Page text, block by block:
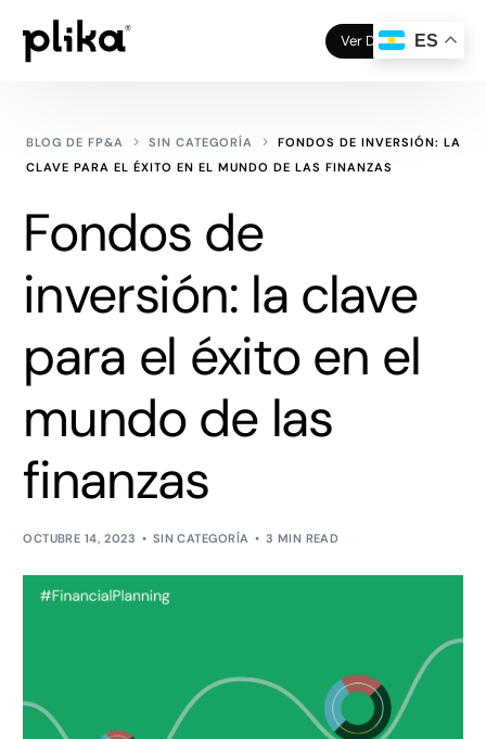
Ver Demo
BLOG DE FP&A SIN CATEGORÍA
FONDOS DE INVERSIÓN: LA
CLAVE PARA EL ÉXITO EN EL MUNDO DE LAS FINANZAS
Fondos de
inversión: la clave
para el éxito en el
mundo de las
finanzas
OCTUBRE 14, 2023 SIN CATEGORÍA 3 MIN READ
ES